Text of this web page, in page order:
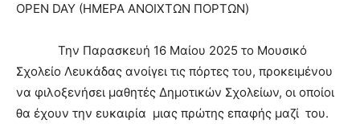
OPEN DAY (ΗΜΕΡΑ ΑΝΟΙΧΤΩΝ ΠΟΡΤΩΝ)
Την Παρασκευή 16 Μαίου 2025 το Μουσικό
Σχολείο Λευκάδας ανοίγει τις πόρτες του, προκειμένου
να φιλοξενήσει μαθητές Δημοτικών Σχολείων, οι οποίοι
θα έχουν την ευκαιρία μιας πρώτης επαφής μαζί του.